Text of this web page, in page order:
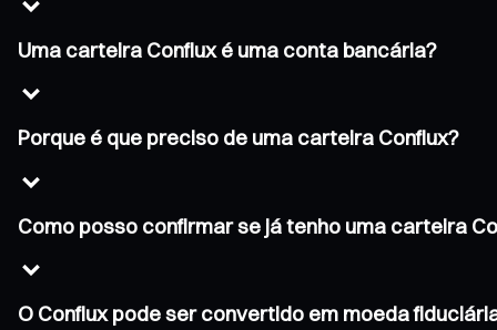
Uma carteira Conflux é uma conta bancária?
Porque é que preciso de uma carteira Conflux?
Como posso confirmar se já tenho uma carteira
O Conflux pode ser convertido em moeda